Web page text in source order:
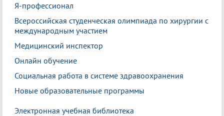
Я-профессионал
Всероссийская студенческая олимпиада по хирургии с
международным участием
Медицинский инспектор
Онлайн обучение
Социальная работа в системе здравоохранения
Новые образовательные программы
Электронная учебная библиотека